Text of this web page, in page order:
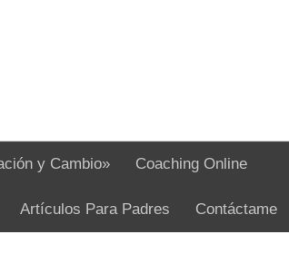
y Cambio» Coaching Online
Artículos Para Padres Contáctame